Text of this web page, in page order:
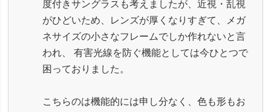
度付きサングラスも考えましたが、近視・乱視
がひどいため、レンズが厚くなりすぎて、メガ
ネサイズの小さなフレームでしか作れないと言
われ、 有害光線を防ぐ機能としては今ひとつで
困っておりました。
こちらのは機能的には申し分なく、色も形もお